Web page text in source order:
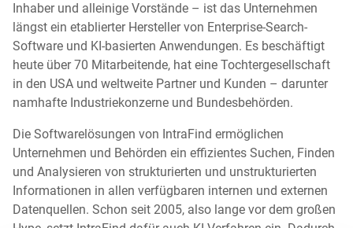
Inhaber und alleinige Vorstände – ist das Unternehmen
längst ein etablierter Hersteller von Enterprise-Search-
Software und KI-basierten Anwendungen. Es beschäftigt
heute über 70 Mitarbeitende, hat eine Tochtergesellschaft
in den USA und weltweite Partner und Kunden – darunter
namhafte Industriekonzerne und Bundesbehörden.
Die Softwarelösungen von IntraFind ermöglichen
Unternehmen und Behörden ein effizientes Suchen, Finden
und Analysieren von strukturierten und unstrukturierten
Informationen in allen verfügbaren internen und externen
Datenquellen. Schon seit 2005, also lange vor dem großen